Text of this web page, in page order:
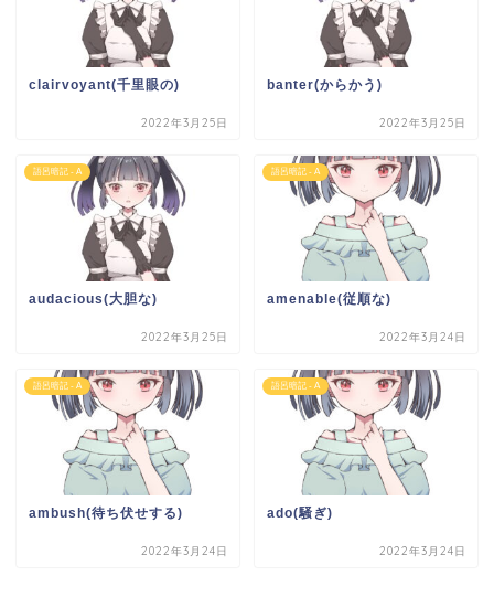
clairvoyant(千里眼の)
2022年3月25日
banter(からかう)
2022年3月25日
語呂暗記 - A
audacious(大胆な)
2022年3月25日
語呂暗記 - A
amenable(従順な)
2022年3月24日
語呂暗記 - A
ambush(待ち伏せする)
2022年3月24日
語呂暗記 - A
ado(騒ぎ)
2022年3月24日